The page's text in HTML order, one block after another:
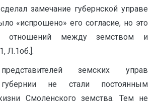
замечание губернской управе
«испрошено» его согласие, но это
отношений между земством и
Л.1об.].
земских управ
не стали постоянным
Смоленского земства. Тем не